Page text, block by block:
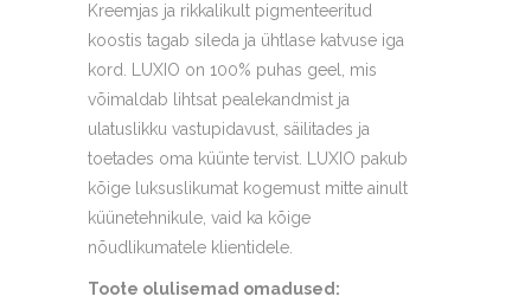
Kreemjas ja rikkalikult pigmenteeritud
koostis tagab sileda ja ühtlase katvuse iga
kord. LUXIO on 100% puhas geel, mis
võimaldab lihtsat pealekandmist ja
ulatuslikku vastupidavust, säilitades ja
toetades oma küünte tervist. LUXIO pakub
kõige luksuslikumat kogemust mitte ainult
küünetehnikule, vaid ka kõige
nõudlikumatele klientidele.
Toote olulisemad omadused: